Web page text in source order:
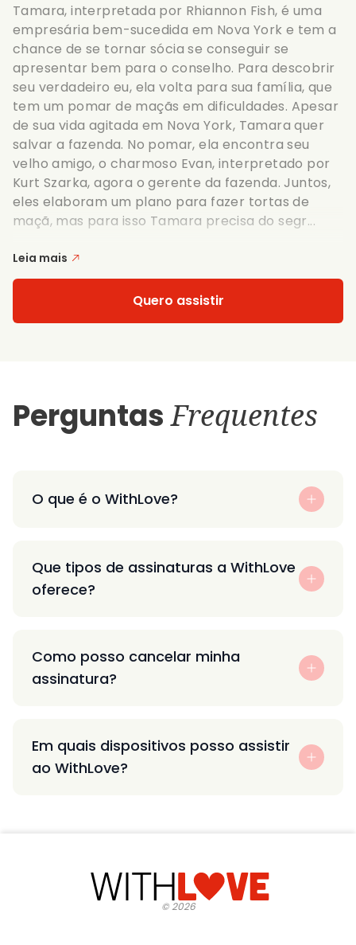
Tamara, interpretada por Rhiannon Fish, é uma
empresária bem-sucedida em Nova York e tem a
chance de se tornar sócia se conseguir se
apresentar bem para o conselho. Para descobrir
seu verdadeiro eu, ela volta para sua família, que
tem um pomar de maçãs em dificuldades. Apesar
de sua vida agitada em Nova York, Tamara quer
salvar a fazenda. No pomar, ela encontra seu
velho amigo, o charmoso Evan, interpretado por
Kurt Szarka, agora o gerente da fazenda. Juntos,
eles elaboram um plano para fazer tortas de
maçã, mas para isso Tamara precisa do segr...
Leia mais
Quero assistir
PerguntasFrequentes
O que é o WithLove?
Que tipos de assinaturas a WithLove
oferece?
Como posso cancelar minha
assinatura?
Em quais dispositivos posso assistir
ao WithLove?
©2026